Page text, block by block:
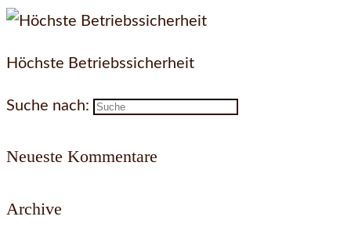
Höchste Betriebssicherheit
Suche nach:
Neueste Kommentare
Archive